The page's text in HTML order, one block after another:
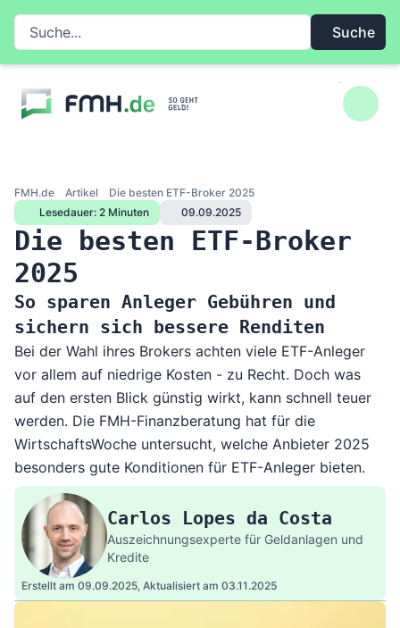
Zum Inhalt springen
Suche auf FMH.de
Suche
FMH.de Artikel
Die besten ETF-Broker 2025
Lesedauer: 2 Minuten
09.09.2025
Die besten ETF-Broker
2025
So sparen Anleger Gebühren und
sichern sich bessere Renditen
Bei der Wahl ihres Brokers achten viele ETF-Anleger
vor allem auf niedrige Kosten - zu Recht. Doch was
auf den ersten Blick günstig wirkt, kann schnell teuer
werden. Die FMH-Finanzberatung hat für die
WirtschaftsWoche untersucht, welche Anbieter 2025
besonders gute Konditionen für ETF-Anleger bieten.
Carlos Lopes da Costa
Auszeichnungsexperte für Geldanlagen und
Kredite
Erstellt am 09.09.2025, Aktualisiert am 03.11.2025